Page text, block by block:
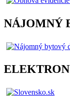
NÁJOMNÝ